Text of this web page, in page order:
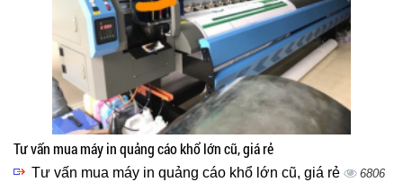
Tư vấn mua máy in quảng cáo khổ lớn cũ, giá rẻ
Tư vấn mua máy in quảng cáo khổ lớn cũ, giá rẻ 6806